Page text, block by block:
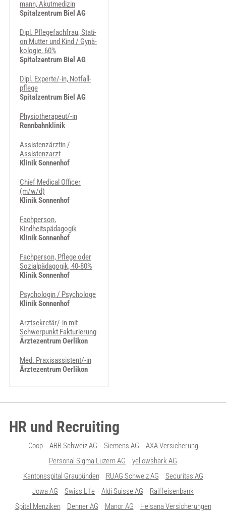
mann, Akut­me­di­zin
Spitalzentrum Biel AG
Dipl. Pflegefachfrau, Sta­ti­
on Mut­ter und Kind / Gy­nä­
ko­lo­gie, 60%
Spitalzentrum Biel AG
Dipl. Ex­per­te/-in, Not­fall­
pfle­ge
Spitalzentrum Biel AG
Physiotherapeut/-in
Rennbahnklinik
Assistenzärztin /
Assistenzarzt
Klinik Sonnenhof
Chief Medical Officer
(m/w/d)
Klinik Sonnenhof
Fachperson,
Kindheitspädagogik
Klinik Sonnenhof
Fachperson, Pflege oder
Sozialpädagogik, 40-80%
Klinik Sonnenhof
Psychologin / Psychologe
Klinik Sonnenhof
Arztsekretär/-in mit
Schwerpunkt Fakturierung
Ärztezentrum Oerlikon
Med. Praxisassistent/-in
Ärztezentrum Oerlikon
HR und Recruiting
Coop ABB Schweiz AG Siemens AG
AXA Versicherung
Personal Sigma Luzern AG
yellowshark AG
Kantonsspital Graubünden
RUAG Schweiz AG
Securitas AG
Jowa AG
Swiss Life Aldi Suisse AG
Raiffeisenbank
Spital Menziken
Denner AG Manor AG Helsana Versicherungen